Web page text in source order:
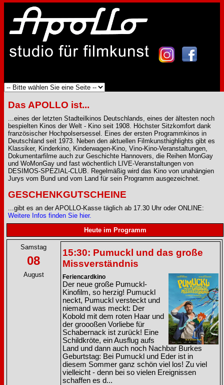
Das APOLLO ist...
...eines der letzten Stadteilkinos Deutschlands, eines der ältesten noch
bespielten Kinos der Welt - Kino seit 1908. Höchster Sitzkomfort dank
französischer Hochpolsersessel. Eines der ersten Programmkinos in
Deutschland seit 1973. Neben den aktuellen Filmkunsthighlights gibt es
Klassiker, Kinderkino, Kinderwagen-Kino, Vino-Kino-Veranstaltungen,
Dokumentarfilme auch zur Geschichte Hannovers, die Reihen MonGay
und WoMonGay und fast wöchentlich LIVE-Veranstaltungen von
DESIMOS-SPEZIAL-CLUB. Regelmäßig wird das Kino von unahängien
Jurys vom Bund und vom Land für sein Programm ausgezeichnet.
GESCHENKGUTSCHEINE
...gibt es an der APOLLO-Kasse täglich ab 17.30 Uhr oder ONLINE:
Weitere Infos finden Sie hier.
Heute im Programm
Samstag
08
August
15:30: Pumuckl und das große
Missverständnis
Feriencardkino
Der neue große Pumuckl-
Kinofilm, so herzig! Pumuckl
neckt, Pumuckl versteckt und
niemand was meckt: Der
Kobold mit dem roten Haar und
der groooßen Vorliebe für
Schabernack ist zurück! Eine
Schildkröte, ein Ausflug aufs
Land und dann auch noch Nachbar Burkes
Geburtstag: Bei Pumuckl und Eder ist in
diesem Sommer ganz schön viel los! Zu viel
vielleicht - denn bei so vielen Ereignissen
schaffen es d...